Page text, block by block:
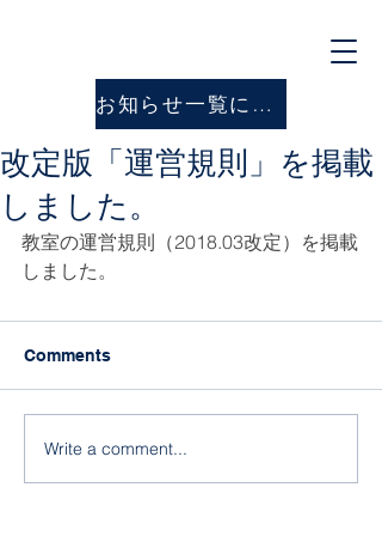
お知らせ一覧に戻る
改定版「運営規則」を掲載
しました。
教室の運営規則（2018.03改定）を掲載
しました。
Comments
Write a comment...